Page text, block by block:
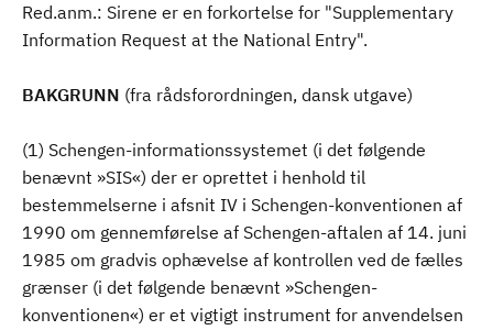
Red.anm.: Sirene er en forkortelse for "Supplementary
Information Request at the National Entry".
BAKGRUNN (fra rådsforordningen, dansk utgave)
(1) Schengen-informationssystemet (i det følgende
benævnt »SIS«) der er oprettet i henhold til
bestemmelserne i afsnit IV i Schengen-konventionen af
1990 om gennemførelse af Schengen-aftalen af 14. juni
1985 om gradvis ophævelse af kontrollen ved de fælles
grænser (i det følgende benævnt »Schengen-
konventionen«) er et vigtigt instrument for anvendelsen